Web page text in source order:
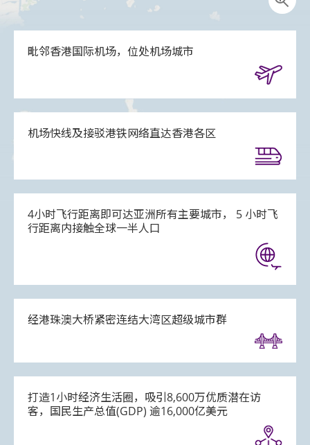
毗邻香港国际机场，位处机场城市
机场快线及接驳港铁网络直达香港各区
4小时飞行距离即可达亚洲所有主要城市， 5 小时飞
行距离内接触全球一半人口
经港珠澳大桥紧密连结大湾区超级城市群
打造1小时经济生活圈，吸引8,600万优质潜在访
客，国民生产总值(GDP) 逾16,000亿美元